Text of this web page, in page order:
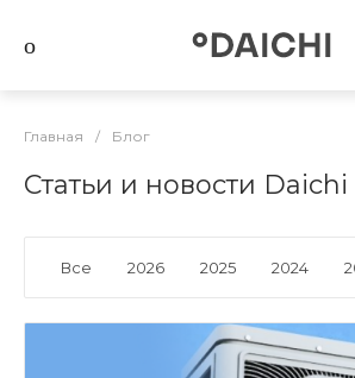
Главная / Блог
Статьи и новости Daichi
Все 2026 2025 2024